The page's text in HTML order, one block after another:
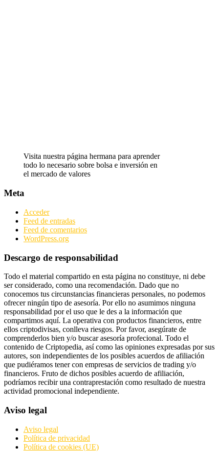
Visita nuestra página hermana para aprender
todo lo necesario sobre bolsa e inversión en
el mercado de valores
Meta
Acceder
Feed de entradas
Feed de comentarios
WordPress.org
Descargo de responsabilidad
Todo el material compartido en esta página no constituye, ni debe
ser considerado, como una recomendación. Dado que no
conocemos tus circunstancias financieras personales, no podemos
ofrecer ningún tipo de asesoría. Por ello no asumimos ninguna
responsabilidad por el uso que le des a la información que
compartimos aquí. La operativa con productos financieros, entre
ellos criptodivisas, conlleva riesgos. Por favor, asegúrate de
comprenderlos bien y/o buscar asesoría profecional. Todo el
contenido de Criptopedia, así como las opiniones expresadas por sus
autores, son independientes de los posibles acuerdos de afiliación
que pudiéramos tener con empresas de servicios de trading y/o
financieros. Fruto de dichos posibles acuerdo de afiliación,
podríamos recibir una contraprestación como resultado de nuestra
actividad promocional independiente.
Aviso legal
Aviso legal
Política de privacidad
Política de cookies (UE)